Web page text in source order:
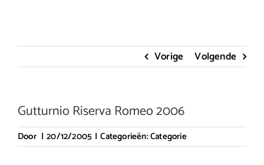
Vorige Volgende
Gutturnio Riserva Romeo 2006
Door | 20/12/2005 | Categorieën:Categorie